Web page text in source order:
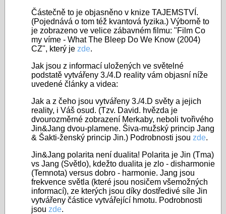
Částečně to je objasněno v knize TAJEMSTVÍ.
(Pojednává o tom též kvantová fyzika.) Výborně to
je zobrazeno ve velice zábavném filmu: "Film Co
my víme - What The Bleep Do We Know (2004)
CZ", který je zde.
Jak jsou z informací uložených ve světelné
podstatě vytvářeny 3./4.D reality vám objasní níže
uvedené články a videa:
Jak a z čeho jsou vytvářeny 3./4.D světy a jejich
reality, i Váš osud. (Tzv. David. hvězda je
dvourozměrné zobrazení Merkaby, neboli tvořivého
Jin&Jang dvou-plamene. Šiva-mužský princip Jang
& Šakti-ženský princip Jin.) Podrobnosti jsou zde.
Jin&Jang polarita není dualita! Polarita je Jin (Tma)
vs Jang (Světlo), kdežto dualita je zlo - disharmonie
(Temnota) versus dobro - harmonie. Jang jsou
frekvence světla (které jsou nosičem všemožných
informací), ze kterých jsou díky dostředivé síle Jin
vytvářeny částice vytvářející hmotu. Podrobnosti
jsou zde.